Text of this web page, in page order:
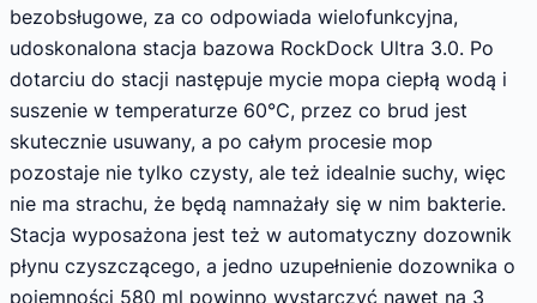
bezobsługowe, za co odpowiada wielofunkcyjna,
udoskonalona stacja bazowa RockDock Ultra 3.0. Po
dotarciu do stacji następuje mycie mopa ciepłą wodą i
suszenie w temperaturze 60℃, przez co brud jest
skutecznie usuwany, a po całym procesie mop
pozostaje nie tylko czysty, ale też idealnie suchy, więc
nie ma strachu, że będą namnażały się w nim bakterie.
Stacja wyposażona jest też w automatyczny dozownik
płynu czyszczącego, a jedno uzupełnienie dozownika o
pojemności 580 ml powinno wystarczyć nawet na 3